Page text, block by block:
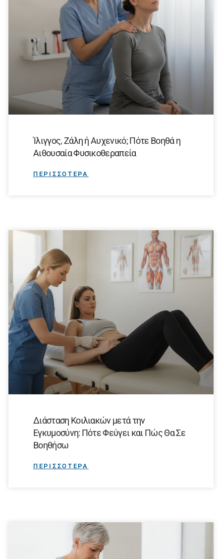
Ίλιγγος, Ζάλη ή Αυχενικό; Πότε Βοηθά η
Αιθουσαία Φυσικοθεραπεία
ΠΕΡΙΣΣΟΤΕΡΑ
Διάσταση Κοιλιακών μετά την
Εγκυμοσύνη: Πότε Φεύγει και Πώς Θα Σε
Βοηθήσω
ΠΕΡΙΣΣΟΤΕΡΑ